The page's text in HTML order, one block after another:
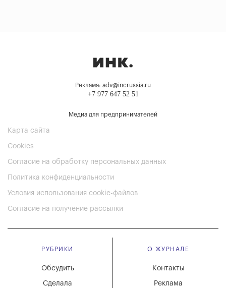
Реклама: adv@incrussia.ru
+7 977 647 52 51
Медиа для предпринимателей
Карта сайта
Cookies
Согласие на обработку персональных данных
Политика конфиденциальности
Условия использования cookie-файлов
Согласие на получение рассылки
РУБРИКИ
Обсудить
Сделала
О ЖУРНАЛЕ
Реклама
Контакты